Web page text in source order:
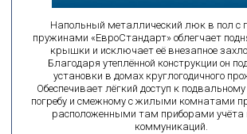
Напольный металлический люк в пол с
пружинами «ЕвроСтандарт» облегчает
крышки и исключает её внезапное
Благодаря утеплённой конструкции он
установки в домах круглогодичного
Обеспечивает лёгкий доступ к
погребу и смежному с жилыми комнатами
расположенными там приборами учёта
коммуникаций.